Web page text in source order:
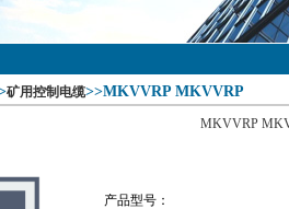
矿用控制电缆>>MKVVRP MKVVRP
MKVVRP
产品型号：